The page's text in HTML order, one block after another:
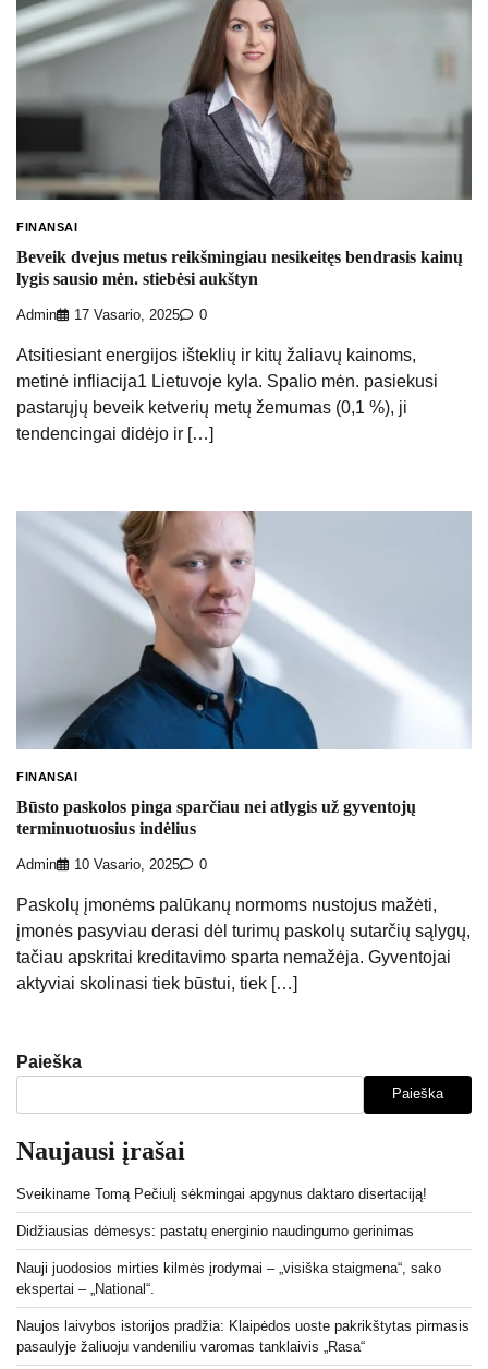
FINANSAI
Beveik dvejus metus reikšmingiau nesikeitęs bendrasis kainų
lygis sausio mėn. stiebėsi aukštyn
Admin 17 Vasario, 2025 0
Atsitiesiant energijos išteklių ir kitų žaliavų kainoms,
metinė infliacija1 Lietuvoje kyla. Spalio mėn. pasiekusi
pastarųjų beveik ketverių metų žemumas (0,1 %), ji
tendencingai didėjo ir […]
FINANSAI
Būsto paskolos pinga sparčiau nei atlygis už gyventojų
terminuotuosius indėlius
Admin 10 Vasario, 2025 0
Paskolų įmonėms palūkanų normoms nustojus mažėti,
įmonės pasyviau derasi dėl turimų paskolų sutarčių sąlygų,
tačiau apskritai kreditavimo sparta nemažėja. Gyventojai
aktyviai skolinasi tiek būstui, tiek […]
Paieška
Paieška
Naujausi įrašai
Sveikiname Tomą Pečiulį sėkmingai apgynus daktaro disertaciją!
Didžiausias dėmesys: pastatų energinio naudingumo gerinimas
Nauji juodosios mirties kilmės įrodymai – „visiška staigmena“, sako
ekspertai – „National“.
Naujos laivybos istorijos pradžia: Klaipėdos uoste pakrikštytas pirmasis
pasaulyje žaliuoju vandeniliu varomas tanklaivis „Rasa“